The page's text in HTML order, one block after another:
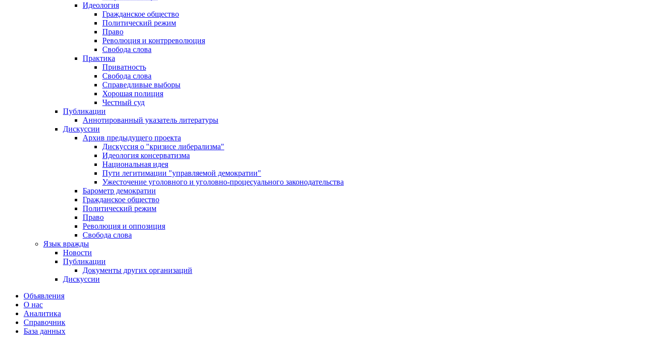
Идеология
Гражданское общество
Политический режим
Право
Революция и контрреволюция
Свобода слова
Практика
Приватность
Свобода слова
Справедливые выборы
Хорошая полиция
Честный суд
Публикации
Аннотированный указатель литературы
Дискуссии
Архив предыдущего проекта
Дискуссия о "кризисе либерализма"
Идеология консерватизма
Национальная идея
Пути легитимации "управляемой демократии"
Ужесточение уголовного и уголовно-процесуального законодательства
Барометр демократии
Гражданское общество
Политический режим
Право
Революция и оппозиция
Свобода слова
Язык вражды
Новости
Публикации
Документы других организаций
Дискуссии
Объявления
О нас
Аналитика
Справочник
База данных